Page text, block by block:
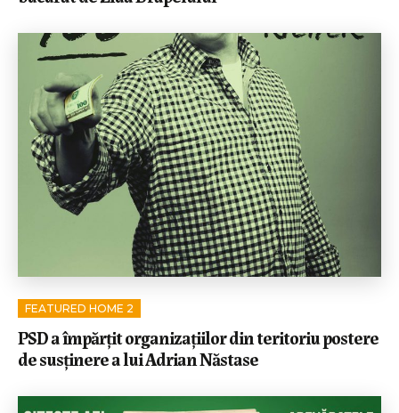
FEATURED HOME 2
PSD a împărţit organizaţiilor din teritoriu postere
de susţinere a lui Adrian Năstase